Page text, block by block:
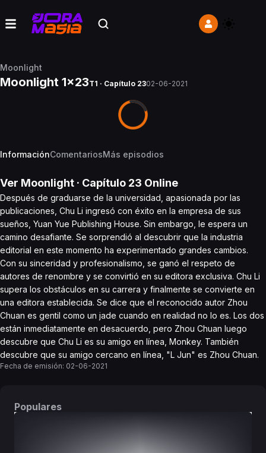
Moonlight
Moonlight 1x23T1 · Capítulo 2302-06-2021
InformaciónComentariosMás episodios
Ver Moonlight · Capítulo 23 Online
Después de graduarse de la universidad, apasionada por las
publicaciones, Chu Li ingresó con éxito en la empresa de sus
sueños, Yuan Yue Publishing House. Sin embargo, le espera un
camino desafiante. Se sorprendió al descubrir que la industria
editorial en este momento ha experimentado grandes cambios.
Con su sinceridad y profesionalismo, se ganó el respeto de
autores de renombre y se convirtió en su editora exclusiva. Chu Li
supera los obstáculos en su carrera y finalmente se convierte en
una editora establecida. Se dice que el reconocido autor Zhou
Chuan es gentil como un jade cuando en realidad no lo es. Los dos
están inmediatamente en desacuerdo, pero Zhou Chuan luego
descubre que Chu Li es su amigo en línea, Monkey. También
descubre que su amigo cercano en línea, "L Jun" es Zhou Chuan.
Fecha de emisión: 02-06-2021
Populares